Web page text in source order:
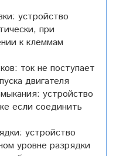
устройство
при
к клеммам
ток не поступает
двигателя
устройство
если соединить
устройство
уровне разрядки